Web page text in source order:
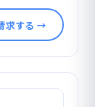
求する →